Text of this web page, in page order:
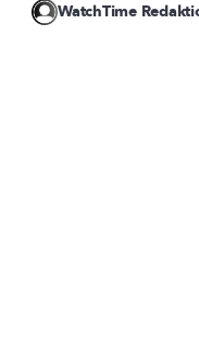
WatchTime